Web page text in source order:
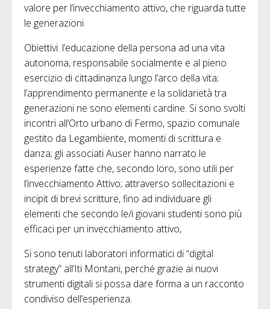
valore per l’invecchiamento attivo, che riguarda tutte
le generazioni.
Obiettivi: l’educazione della persona ad una vita
autonoma, responsabile socialmente e al pieno
esercizio di cittadinanza lungo l’arco della vita;
l’apprendimento permanente e la solidarietà tra
generazioni ne sono elementi cardine. Si sono svolti
incontri all’Orto urbano di Fermo, spazio comunale
gestito da Legambiente, momenti di scrittura e
danza; gli associati Auser hanno narrato le
esperienze fatte che, secondo loro, sono utili per
l’invecchiamento Attivo; attraverso sollecitazioni e
incipit di brevi scritture, fino ad individuare gli
elementi che secondo le/i giovani studenti sono più
efficaci per un invecchiamento attivo,
Si sono tenuti laboratori informatici di “digital
strategy” all’Iti Montani, perché grazie ai nuovi
strumenti digitali si possa dare forma a un racconto
condiviso dell’esperienza.